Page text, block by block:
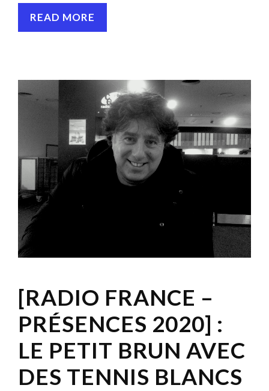
READ MORE
[RADIO FRANCE –
PRÉSENCES 2020] :
LE PETIT BRUN AVEC
DES TENNIS BLANCS